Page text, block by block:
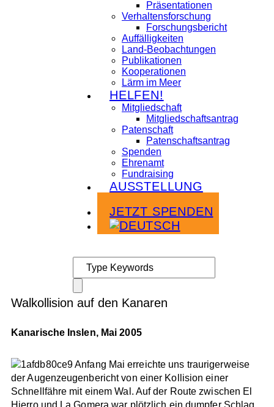
Präsentationen
Verhaltensforschung
Forschungsbericht
Auffälligkeiten
Land-Beobachtungen
Publikationen
Kooperationen
Lärm im Meer
HELFEN!
Mitgliedschaft
Mitgliedschaftsantrag
Patenschaft
Patenschaftsantrag
Spenden
Ehrenamt
Fundraising
AUSSTELLUNG
JETZT SPENDEN
Walkollision auf den Kanaren
Kanarische Inslen, Mai 2005
Anfang Mai erreichte uns traurigerweise
der Augenzeugenbericht von einer Kollision einer
Schnellfähre mit einem Wal. Auf der Route zwischen El
Hierro und La Gomera war plötzlich ein dumpfer Schlag